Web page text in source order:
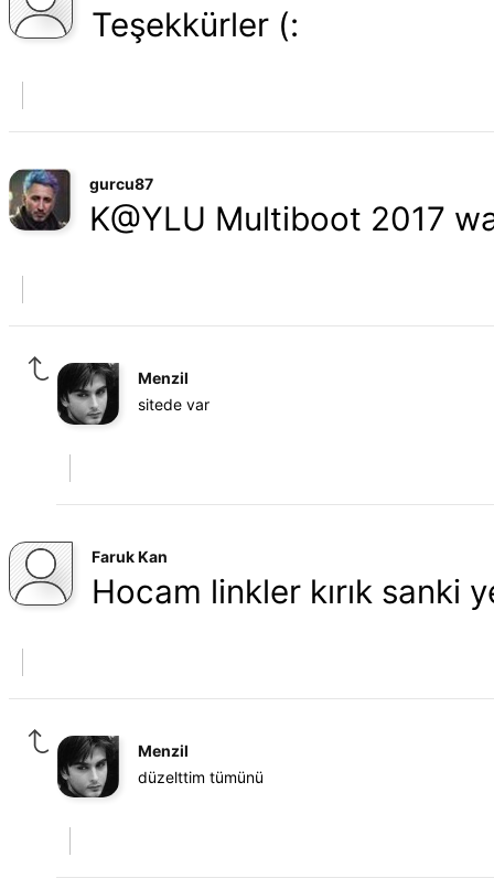
Teşekkürler (:
gurcu87
K@YLU Multiboot 2017
Menzil
sitede var
Faruk Kan
Hocam linkler kırık sanki
Menzil
düzelttim tümünü